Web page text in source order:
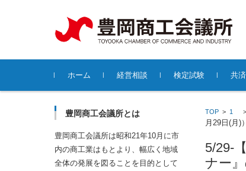
コンテンツに移動
ホーム
経営相談 検定試験 共
TOP > 1
月29日(月)）
5/29-
ナー
豊岡商工会議所とは
豊岡商工会議所は昭和21年10月に市
内の商工業はもとより、幅広く地域
全体の発展を図ることを目的として